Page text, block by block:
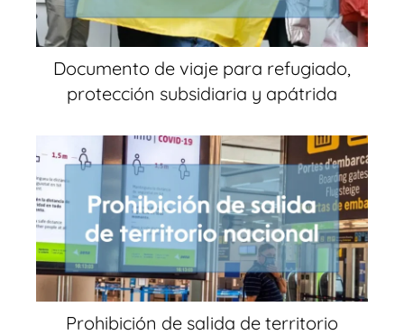
Documento de viaje para refugiado,
protección subsidiaria y apátrida
Prohibición de salida de territorio